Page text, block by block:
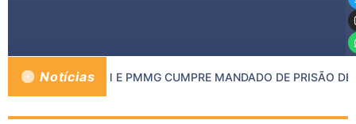
Notícias
MP DE INHAPIM E PMMG CUMPRE MANDADO DE PRISÃO DE